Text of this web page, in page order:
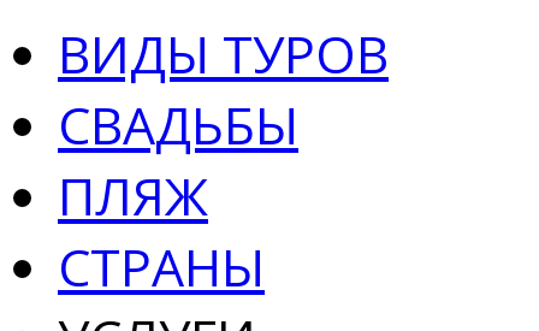
ВИДЫ ТУРОВ
СВАДЬБЫ
ПЛЯЖ
СТРАНЫ